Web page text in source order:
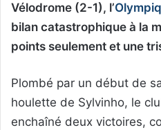
Vélodrome (2-1), l’
bilan catastrophique à la
points seulement et une
Plombé par un début de
houlette de Sylvinho, le
enchaîné deux victoires,